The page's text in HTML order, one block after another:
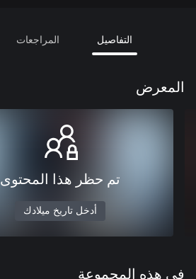
التفاصيل المراجعات
المعرض
تم حظر هذا المحتوى
أدخل تاريخ ميلادك
في هذه المجموعة